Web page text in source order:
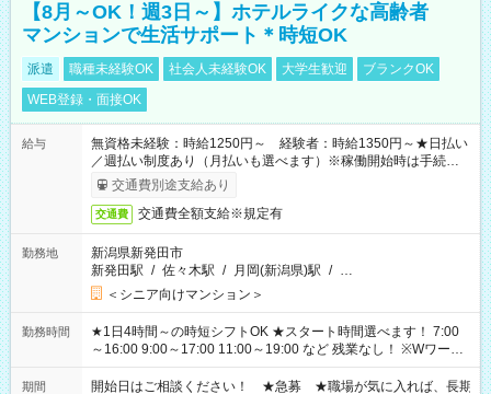
【8月～OK！週3日～】ホテルライクな高齢者
マンションで生活サポート＊時短OK
派遣 職種未経験OK 社会人未経験OK 大学生歓迎
ブランクOK
WEB登録・面接OK
給与
無資格未経験：時給1250円～ 経験者：時給1350円～★日払い
／週払い制度あり（月払いも選べます）※稼働開始時は手続き完
了次第のお支払いとなります。
交通費別途支給あり
交通費 交通費全額支給※規定有
勤務地
新潟県新発田市
新発田駅 / 佐々木駅 / 月岡(新潟県)駅 / …
＜シニア向けマンション＞
勤務時間
★1日4時間～の時短シフトOK ★スタート時間選べます！ 7:00
～16:00 9:00～17:00 11:00～19:00 など 残業なし！ ※Wワーク
の場合、他のお仕事と合わせ週40時間超の就業はご案内できま
せん ※法令に基づき、週20時間以上勤務は社会保険への加入対
期間
開始日はご相談ください！ ★急募 ★職場が気に入れば、長期